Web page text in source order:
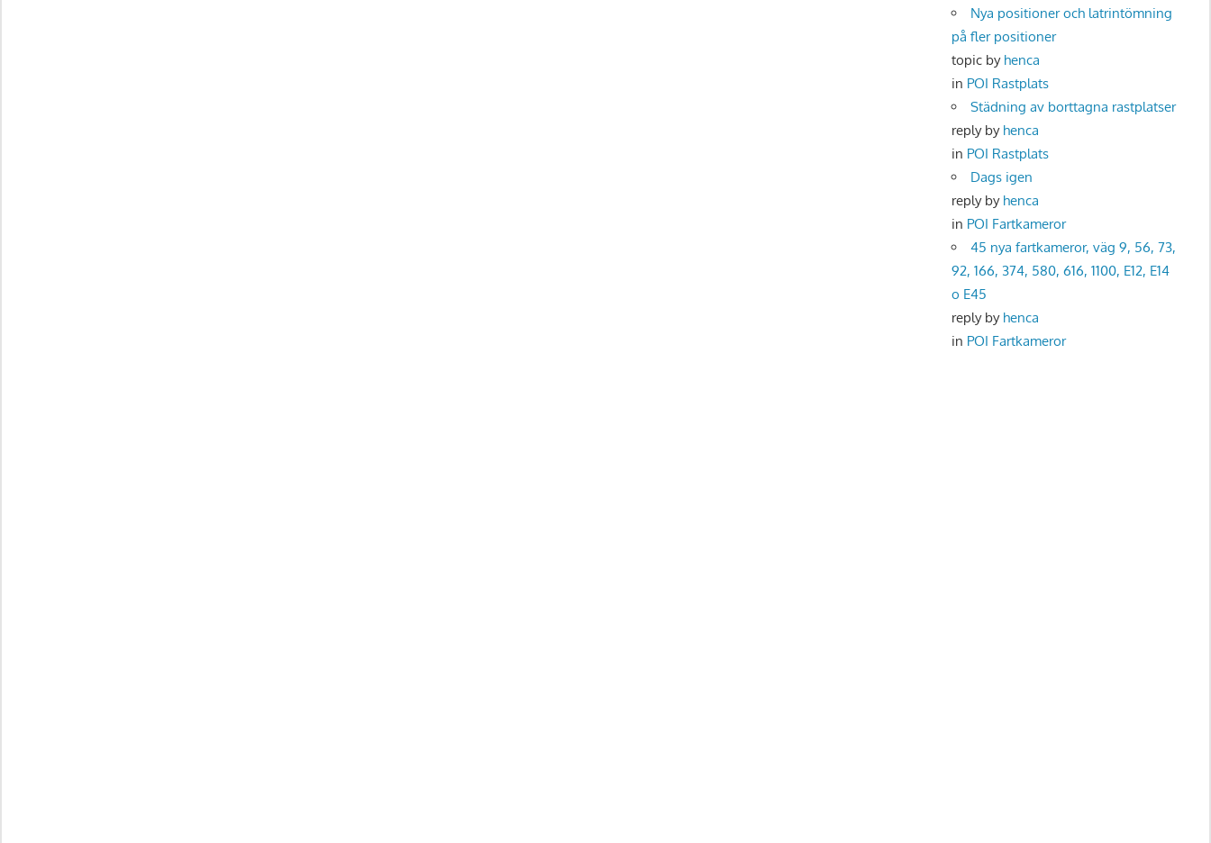
Nya positioner och latrintömning
på fler positioner
topic by henca
in POI Rastplats
Städning av borttagna rastplatser
reply by henca
in POI Rastplats
Dags igen
reply by henca
in POI Fartkameror
45 nya fartkameror, väg 9, 56, 73,
92, 166, 374, 580, 616, 1100, E12, E14
o E45
reply by henca
in POI Fartkameror